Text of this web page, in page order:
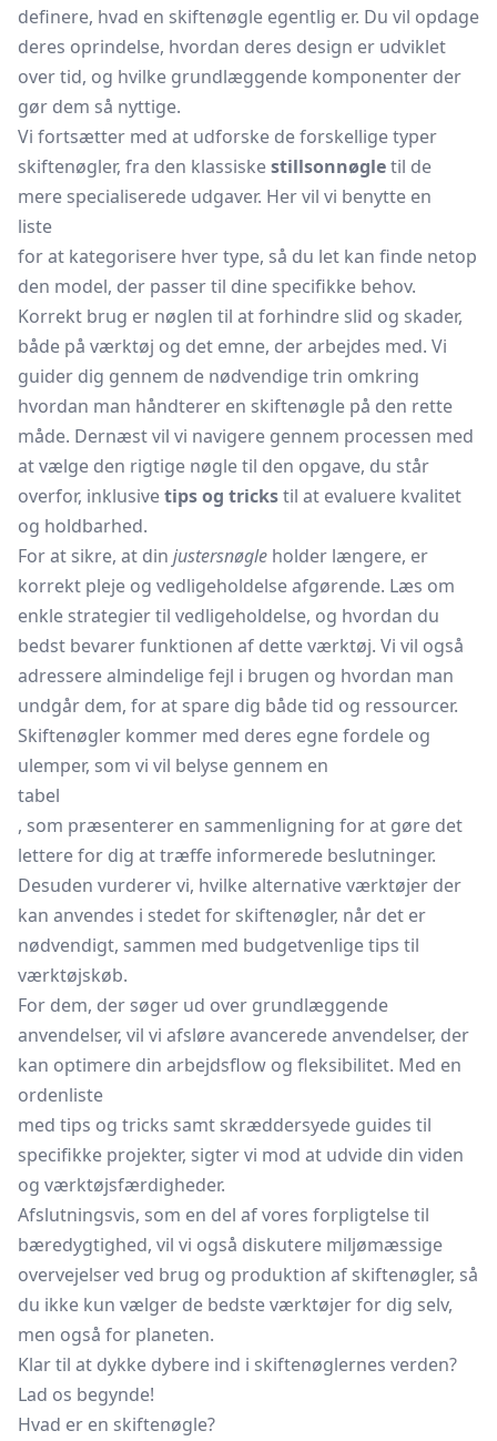
definere, hvad en skiftenøgle egentlig er. Du vil opdage
deres oprindelse, hvordan deres design er udviklet
over tid, og hvilke grundlæggende komponenter der
gør dem så nyttige.
Vi fortsætter med at udforske de forskellige typer
skiftenøgler, fra den klassiskestillsonnøgletil de
mere specialiserede udgaver. Her vil vi benytte en
liste
for at kategorisere hver type, så du let kan finde netop
den model, der passer til dine specifikke behov.
Korrekt brug er nøglen til at forhindre slid og skader,
både på værktøj og det emne, der arbejdes med. Vi
guider dig gennem de nødvendige trin omkring
hvordan man håndterer en skiftenøgle på den rette
måde. Dernæst vil vi navigere gennem processen med
at vælge den rigtige nøgle til den opgave, du står
overfor, inklusivetips og trickstil at evaluere kvalitet
og holdbarhed.
For at sikre, at din justersnøgle holder længere, er
korrekt pleje og vedligeholdelse afgørende. Læs om
enkle strategier til vedligeholdelse, og hvordan du
bedst bevarer funktionen af dette værktøj. Vi vil også
adressere almindelige fejl i brugen og hvordan man
undgår dem, for at spare dig både tid og ressourcer.
Skiftenøgler kommer med deres egne fordele og
ulemper, som vi vil belyse gennem en
tabel
, som præsenterer en sammenligning for at gøre det
lettere for dig at træffe informerede beslutninger.
Desuden vurderer vi, hvilke alternative værktøjer der
kan anvendes i stedet for skiftenøgler, når det er
nødvendigt, sammen med budgetvenlige tips til
værktøjskøb.
For dem, der søger ud over grundlæggende
anvendelser, vil vi afsløre avancerede anvendelser, der
kan optimere din arbejdsflow og fleksibilitet. Med en
ordenliste
med tips og tricks samt skræddersyede guides til
specifikke projekter, sigter vi mod at udvide din viden
og værktøjsfærdigheder.
Afslutningsvis, som en del af vores forpligtelse til
bæredygtighed, vil vi også diskutere miljømæssige
overvejelser ved brug og produktion af skiftenøgler, så
du ikke kun vælger de bedste værktøjer for dig selv,
men også for planeten.
Klar til at dykke dybere ind i skiftenøglernes verden?
Lad os begynde!
Hvad er en skiftenøgle?